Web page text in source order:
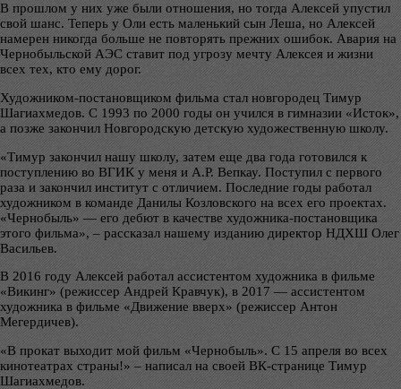
В прошлом у них уже были отношения, но тогда Алексей упустил
свой шанс. Теперь у Оли есть маленький сын Леша, но Алексей
намерен никогда больше не повторять прежних ошибок. Авария на
Чернобыльской АЭС ставит под угрозу мечту Алексея и жизни
всех тех, кто ему дорог.
Художником-постановщиком фильма стал новгородец Тимур
Шагиахмедов. С 1993 по 2000 годы он учился в гимназии «Исток»,
а позже закончил Новгородскую детскую художественную школу.
«Тимур закончил нашу школу, затем еще два года готовился к
поступлению во ВГИК у меня и А.Р. Вепкау. Поступил с первого
раза и закончил институт с отличием. Последние годы работал
художником в команде Данилы Козловского на всех его проектах.
«Чернобыль» — его дебют в качестве художника-постановщика
этого фильма», – рассказал нашему изданию директор НДХШ Олег
Васильев.
В 2016 году Алексей работал ассистентом художника в фильме
«Викинг» (режиссер Андрей Кравчук), в 2017 — ассистентом
художника в фильме «Движение вверх» (режиссер Антон
Мегердичев).
«В прокат выходит мой фильм «Чернобыль». С 15 апреля во всех
кинотеатрах страны!» – написал на своей ВК-странице Тимур
Шагиахмедов.